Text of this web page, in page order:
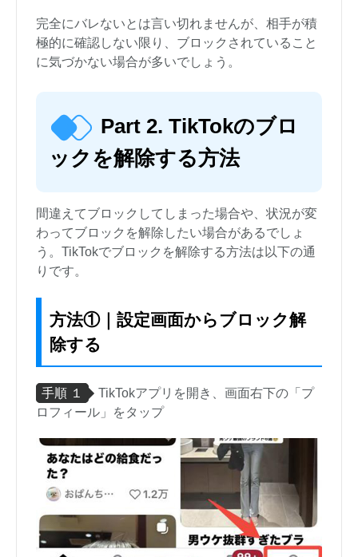
完全にバレないとは言い切れませんが、相手が積
極的に確認しない限り、ブロックされていること
に気づかない場合が多いでしょう。
Part 2. TikTokのブロ
ックを解除する方法
間違えてブロックしてしまった場合や、状況が変
わってブロックを解除したい場合があるでしょ
う。TikTokでブロックを解除する方法は以下の通
りです。
方法①｜設定画面からブロック解
除する
手順 １
TikTokアプリを開き、画面右下の「プ
ロフィール」をタップ